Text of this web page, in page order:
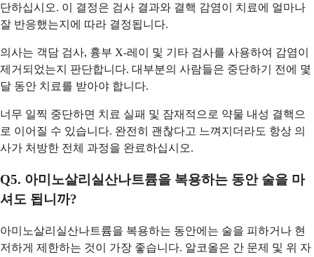
단하십시오. 이 결정은 검사 결과와 결핵 감염이 치료에 얼마나
잘 반응했는지에 따라 결정됩니다.
의사는 객담 검사, 흉부 X-레이 및 기타 검사를 사용하여 감염이
제거되었는지 판단합니다. 대부분의 사람들은 중단하기 전에 몇
달 동안 치료를 받아야 합니다.
너무 일찍 중단하면 치료 실패 및 잠재적으로 약물 내성 결핵으
로 이어질 수 있습니다. 완전히 괜찮다고 느껴지더라도 항상 의
사가 처방한 전체 과정을 완료하십시오.
Q5. 아미노살리실산나트륨을 복용하는 동안 술을 마
셔도 됩니까?
아미노살리실산나트륨을 복용하는 동안에는 술을 피하거나 현
저하게 제한하는 것이 가장 좋습니다. 알코올은 간 문제 및 위 자